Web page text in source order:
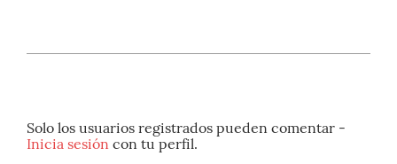
Solo los usuarios registrados pueden comentar -
Inicia sesión con tu perfil.